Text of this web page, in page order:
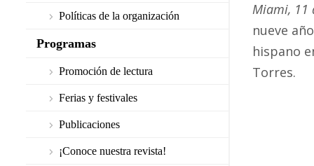
Políticas de la organización
Programas
Promoción de lectura
Ferias y festivales
Publicaciones
¡Conoce nuestra revista!
Miami, 11
nueve
hispano
Torres.